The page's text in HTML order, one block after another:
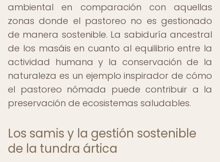
ambiental en comparación con aquellas
zonas donde el pastoreo no es gestionado
de manera sostenible. La sabiduría ancestral
de los masáis en cuanto al equilibrio entre la
actividad humana y la conservación de la
naturaleza es un ejemplo inspirador de cómo
el pastoreo nómada puede contribuir a la
preservación de ecosistemas saludables.
Los samis y la gestión sostenible
de la tundra ártica